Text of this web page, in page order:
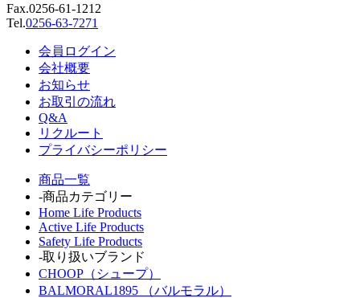
Fax.0256-61-1212
Tel.0256-63-7271
会員ログイン
会社概要
お知らせ
お取引の流れ
Q&A
リクルート
プライバシーポリシー
商品一覧
-商品カテゴリー
Home Life Products
Active Life Products
Safety Life Products
-取り扱いブランド
CHOOP（シュープ）
BALMORAL1895 （バルモラル）